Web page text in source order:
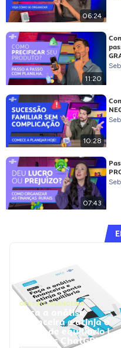
06:24
11:20
10:28
07:43
GESTÃO FINANCEIRA
Faça a análise
financeira e atinja o
ponto de equilíbrio |
Prompts ChatGPT